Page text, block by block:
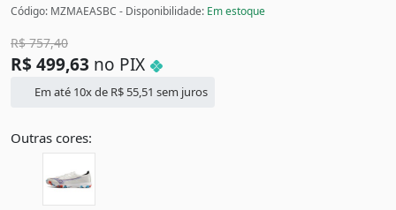
Código: MZMAEASBC - Disponibilidade: Em estoque
R$757,40
R$ 499,63 no PIX
Em até 10x de R$ 55,51 sem juros
Outras cores: